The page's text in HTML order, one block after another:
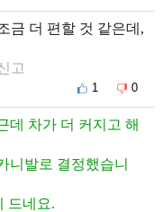
금 더 편할 것 같은데,
고
1 0
데 차가 더 커지고 해
니발로 결정했습니
드네요.